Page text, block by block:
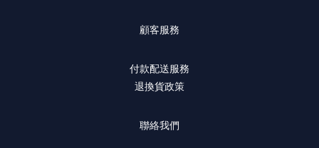
顧客服務
付款配送服務
退換貨政策
聯絡我們